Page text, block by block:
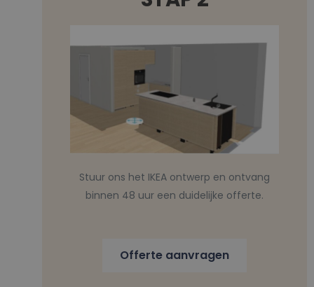
Stuur ons het IKEA ontwerp en ontvang
binnen 48 uur een duidelijke offerte.
Offerte aanvragen